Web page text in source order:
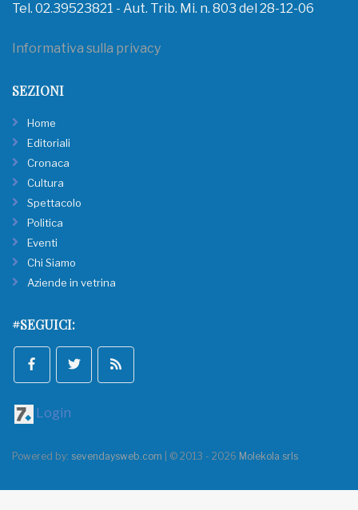
Tel. 02.39523821 - Aut. Trib. Mi. n. 803 del 28-12-06
Informativa sulla privacy
SEZIONI
Home
Editoriali
Cronaca
Cultura
Spettacolo
Politica
Eventi
Chi Siamo
Aziende in vetrina
#SEGUICI:
Login
Powered by: sevendaysweb.com | © 2013 - 2026 Molekola srls